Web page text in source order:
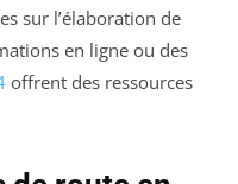
sur l’élaboration de
en ligne ou des
offrent des ressources